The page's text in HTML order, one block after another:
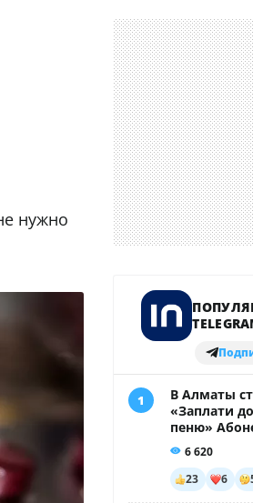
нужно